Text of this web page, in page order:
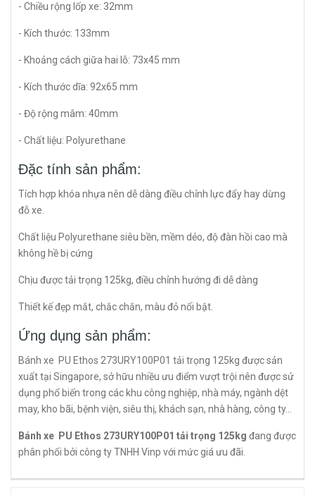
- Chiều rộng lốp xe: 32mm
- Kích thước: 133mm
- Khoảng cách giữa hai lỗ: 73x45 mm
- Kích thước dĩa: 92x65 mm
- Độ rộng mâm: 40mm
- Chất liệu: Polyurethane
Đặc tính sản phẩm:
Tích hợp khóa nhựa nên dễ dàng điều chỉnh lực đẩy hay dừng
đỗ xe.
Chất liệu Polyurethane siêu bền, mềm dẻo, độ đàn hồi cao mà
không hề bị cứng
Chịu được tải trọng 125kg, điều chỉnh hướng đi dễ dàng
Thiết kế đẹp mắt, chắc chắn, màu đỏ nổi bật.
Ứng dụng sản phẩm:
Bánh xe PU Ethos 273URY100P01 tải trọng 125kg được sản
xuất tại Singapore, sở hữu nhiều ưu điểm vượt trội nên được sử
dụng phổ biến trong các khu công nghiệp, nhà máy, ngành dệt
may, kho bãi, bệnh viện, siêu thị, khách sạn, nhà hàng, công ty…
Bánh xe PU Ethos 273URY100P01 tải trọng 125kg đang được
phân phối bởi công ty TNHH Vinp với mức giá ưu đãi.